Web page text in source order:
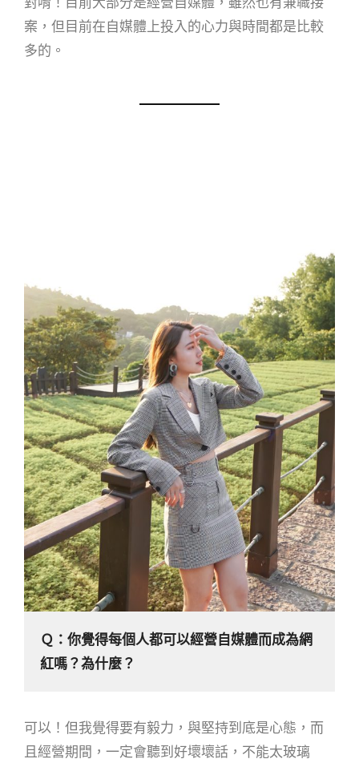
案，但目前在自媒體上投入的心力與時間都是比較
多的。
Ｑ：你覺得每個人都可以經營自媒體而成為網
紅嗎？為什麼？
可以！但我覺得要有毅力，與堅持到底是心態，而
且經營期間，一定會聽到好壞壞話，不能太玻璃